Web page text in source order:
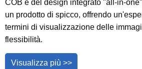
COB e del design integrato "all-in-
un prodotto di spicco, offrendo
termini di visualizzazione delle
flessibilità.
Visualizza più >>